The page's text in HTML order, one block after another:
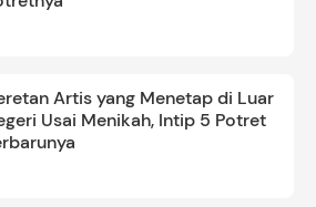
Artis yang Menetap di Luar
Usai Menikah, Intip 5 Potret